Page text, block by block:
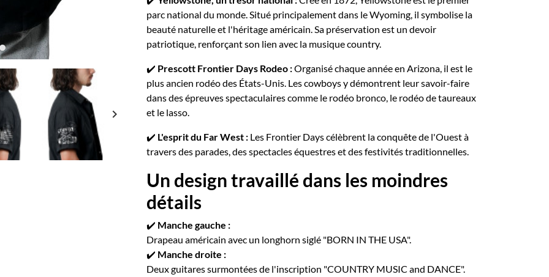
keyboard_arrow_right
parc national du monde. Situé principalement dans le Wyoming, il symbolise la
beauté naturelle et l'héritage américain. Sa préservation est un devoir
patriotique, renforçant son lien avec la musique country.
✔️ Prescott Frontier Days Rodeo :Organisé chaque année en Arizona, il est le
plus ancien rodéo des États-Unis. Les cowboys y démontrent leur savoir-faire
dans des épreuves spectaculaires comme le rodéo bronco, le rodéo de taureaux
et le lasso.
✔️ L'esprit du Far West : Les Frontier Days célèbrent la conquête de l'Ouest à
travers des parades, des spectacles équestres et des festivités traditionnelles.
Un design travaillé dans les moindres
détails
✔️ Manche gauche :
Drapeau américain avec un longhorn siglé "BORN IN THE USA".
✔️ Manche droite :
Deux guitares surmontées de l'inscription "COUNTRY MUSIC and DANCE".